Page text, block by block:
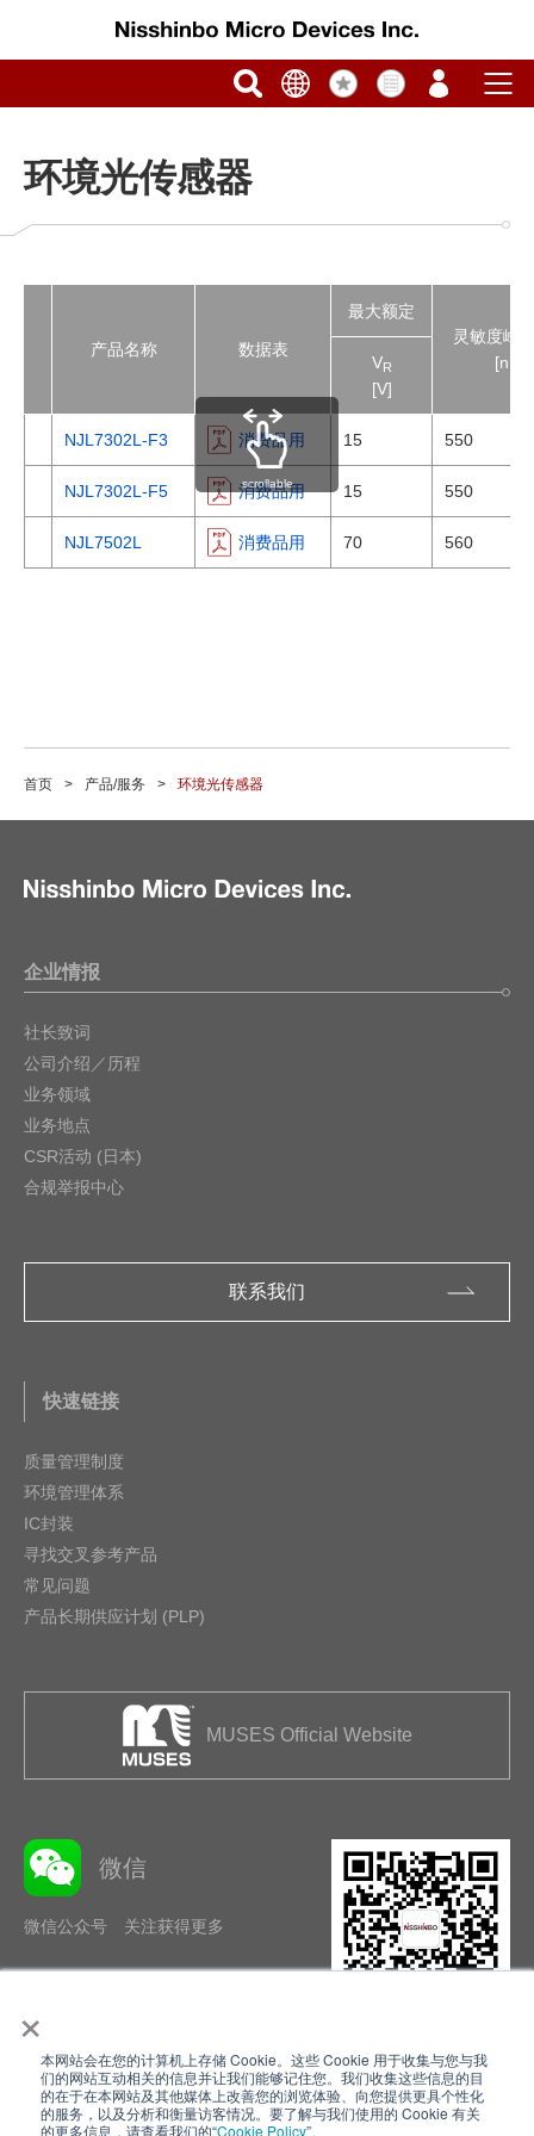
×
本网站会在您的计算机上存储 Cookie。这些 Cookie 用于收集与您与我
们的网站互动相关的信息并让我们能够记住您。我们收集这些信息的目
的在于在本网站及其他媒体上改善您的浏览体验、向您提供更具个性化
的服务，以及分析和衡量访客情况。要了解与我们使用的 Cookie 有关
的更多信息，请查看我们的“Cookie Policy”。
环境光传感器
产品名称 数据表
最大额定
灵敏度峰
[nm]
VR
[V]
NJL7302L-F3 消费品用 15 550
NJL7302L-F5 消费品用 15 550
NJL7502L 消费品用 70 560
scrollable
首页 产品/服务 环境光传感器
企业情报
社长致词
公司介绍／历程
业务领域
业务地点
CSR活动 (日本)
合规举报中心
联系我们
快速链接
质量管理制度
环境管理体系
IC封装
寻找交叉参考产品
常见问题
产品长期供应计划 (PLP)
MUSES Official Website
微信
微信公众号 关注获得更多
隐私政策 使用条款
Cookie Policy 网站地图